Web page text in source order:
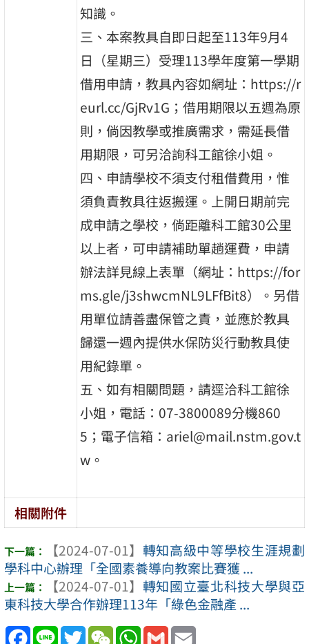
知識。
三、本案教具自即日起至113年9月4
日（星期三）受理113學年度第一學期
借用申請，教具內容如網址：https://r
eurl.cc/GjRv1G；借用期限以五週為原
則，倘因教學或推廣需求，需延長借
用期限，可另洽詢科工館徐小姐。
四、申請學校不須支付租借費用，惟
須負責教具往返搬運。上開日期前完
成申請之學校，倘距離科工館30公里
以上者，可申請補助單趟運費，申請
辦法詳見線上表單（網址：https://for
ms.gle/j3shwcmNL9LFfBit8）。另借
用單位請善盡保管之責，並應於教具
歸還一週內提供水保防災行動教具使
用紀錄單。
五、如有相關問題，請逕洽科工館徐
小姐，電話：07-3800089分機860
5；電子信箱：ariel@mail.nstm.gov.t
w。
相關附件
【2024-07-01】 轉知高級中等學校生涯規劃
學科中心辦理「全國素養導向教案比賽獲 ...
【2024-07-01】 轉知國立臺北科技大學與亞
東科技大學合作辦理113年「綠色金融產 ...
Facebook
Line TwitterWeChatWhatsApp
Gmail